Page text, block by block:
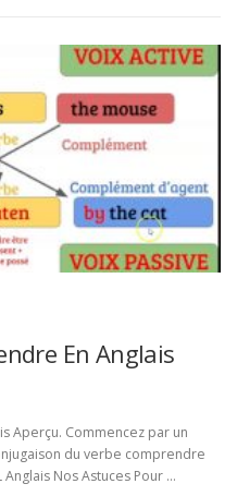
En Anglais
Aperçu. Commencez par un
du verbe comprendre
Nos Astuces Pour …